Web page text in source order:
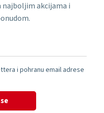
najboljim akcijama i
i pohranu email adrese